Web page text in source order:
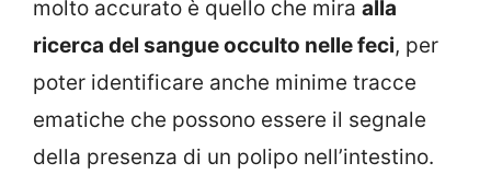
molto accurato è quello che mira alla
ricerca del sangue occulto nelle feci, per
poter identificare anche minime tracce
ematiche che possono essere il segnale
della presenza di un polipo nell’intestino.